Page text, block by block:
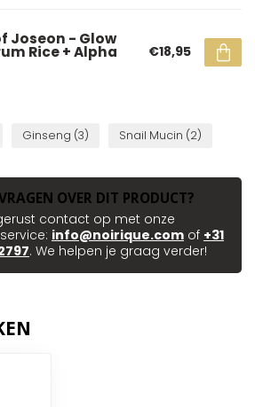
Joseon - Glow
Rice + Alpha €18,95
Ginseng (3) Snail Mucin (2)
OVER DIT PRODUCT?
contact op met onze
info@noirique.com of +31
. We helpen je graag verder!